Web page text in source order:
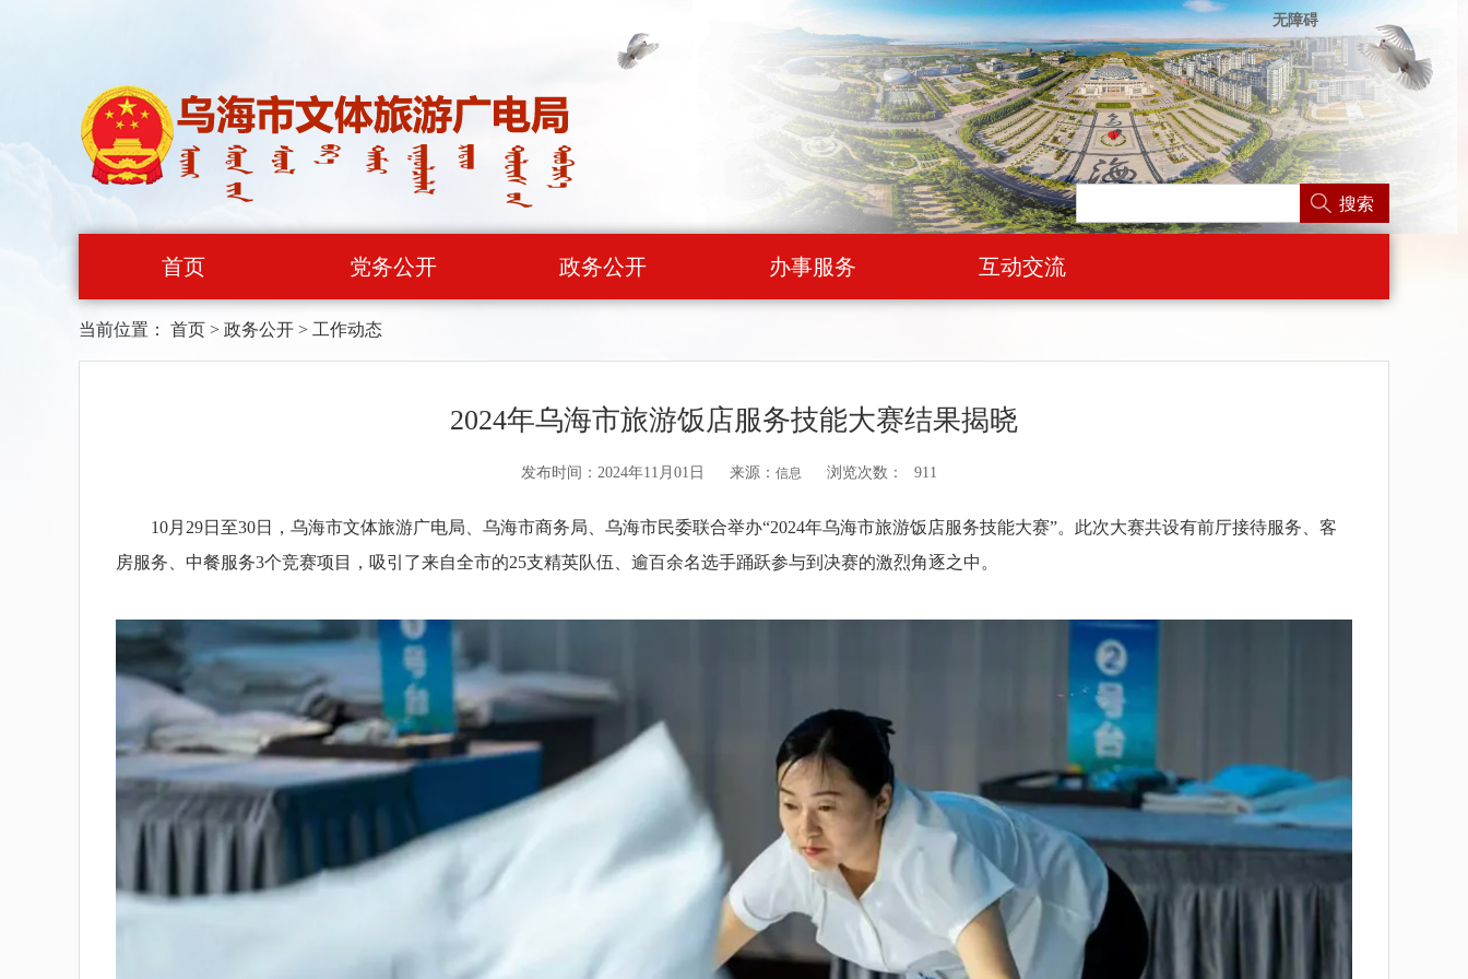
无障碍
搜索
首页 党务公开 政务公开 办事服务 互动交流
当前位置： 首页 > 政务公开 > 工作动态
2024年乌海市旅游饭店服务技能大赛结果揭晓
发布时间：2024年11月01日 来源： 信息 浏览次数： 911
10月29日至30日，乌海市文体旅游广电局、乌海市商务局、乌海市民委联合举办“2024年乌海市旅游饭店服务技能大赛”。此次大赛共设有前厅接待服务、客
房服务、中餐服务3个竞赛项目，吸引了来自全市的25支精英队伍、逾百余名选手踊跃参与到决赛的激烈角逐之中。